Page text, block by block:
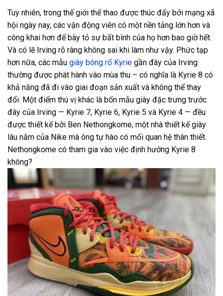
Tuy nhiên, trong thế giới thể thao được thúc đẩy bởi mạng xã
hội ngày nay, các vận động viên có một nền tảng lớn hơn và
công khai hơn để bày tỏ sự bất bình của họ hơn bao giờ hết.
Và có lẽ Irving rõ ràng không sai khi làm như vậy. Phức tạp
hơn nữa, các mẫu giày bóng rổ Kyrie gần đây của Irving
thường được phát hành vào mùa thu – có nghĩa là Kyrie 8 có
khả năng đã đi vào giai đoạn sản xuất và không thể thay
đổi. Một điểm thú vị khác là bốn mẫu giày đặc trưng trước
đây của Irving — Kyrie 7, Kyrie 6, Kyrie 5 và Kyrie 4 — đều
được thiết kế bởi Ben Nethongkome, một nhà thiết kế giày
lâu năm của Nike mà ông tự hào có mối quan hệ thân thiết.
Nethongkome có tham gia vào việc định hướng Kyrie 8
không?